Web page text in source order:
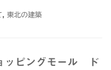
東北の建築
ッピングモール ド